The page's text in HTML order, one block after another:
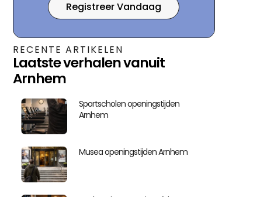
Registreer Vandaag
RECENTE ARTIKELEN
Laatste verhalen vanuit
Arnhem
Sportscholen openingstijden
Arnhem
Musea openingstijden Arnhem